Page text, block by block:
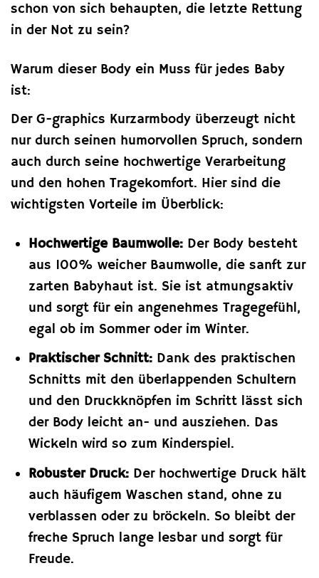
schon von sich behaupten, die letzte Rettung
in der Not zu sein?
Warum dieser Body ein Muss für jedes Baby
ist:
Der G-graphics Kurzarmbody überzeugt nicht
nur durch seinen humorvollen Spruch, sondern
auch durch seine hochwertige Verarbeitung
und den hohen Tragekomfort. Hier sind die
wichtigsten Vorteile im Überblick:
Hochwertige Baumwolle:Der Body besteht
aus 100% weicher Baumwolle, die sanft zur
zarten Babyhaut ist. Sie ist atmungsaktiv
und sorgt für ein angenehmes Tragegefühl,
egal ob im Sommer oder im Winter.
Praktischer Schnitt:Dank des praktischen
Schnitts mit den überlappenden Schultern
und den Druckknöpfen im Schritt lässt sich
der Body leicht an- und ausziehen. Das
Wickeln wird so zum Kinderspiel.
Robuster Druck:Der hochwertige Druck hält
auch häufigem Waschen stand, ohne zu
verblassen oder zu bröckeln. So bleibt der
freche Spruch lange lesbar und sorgt für
Freude.